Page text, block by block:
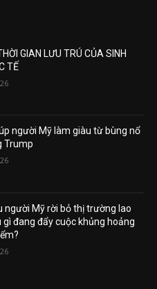
GIAN LƯU TRÚ CỦA SINH
TẾ
người Mỹ làm giàu từ bùng nổ
Trump
người Mỹ rời bỏ thị trường lao
gì đang đẩy cuộc khủng hoảng